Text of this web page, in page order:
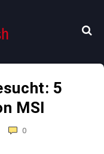
5
MSI
0